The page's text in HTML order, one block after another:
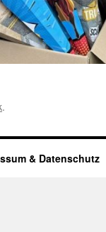
.
& Datenschutz